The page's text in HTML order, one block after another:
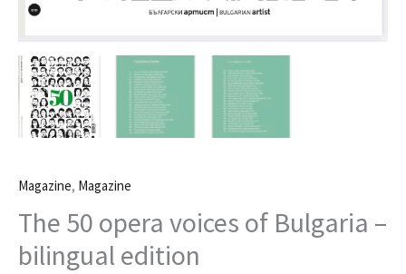
Magazine, Magazine
The 50 opera voices of Bulgaria –
bilingual edition